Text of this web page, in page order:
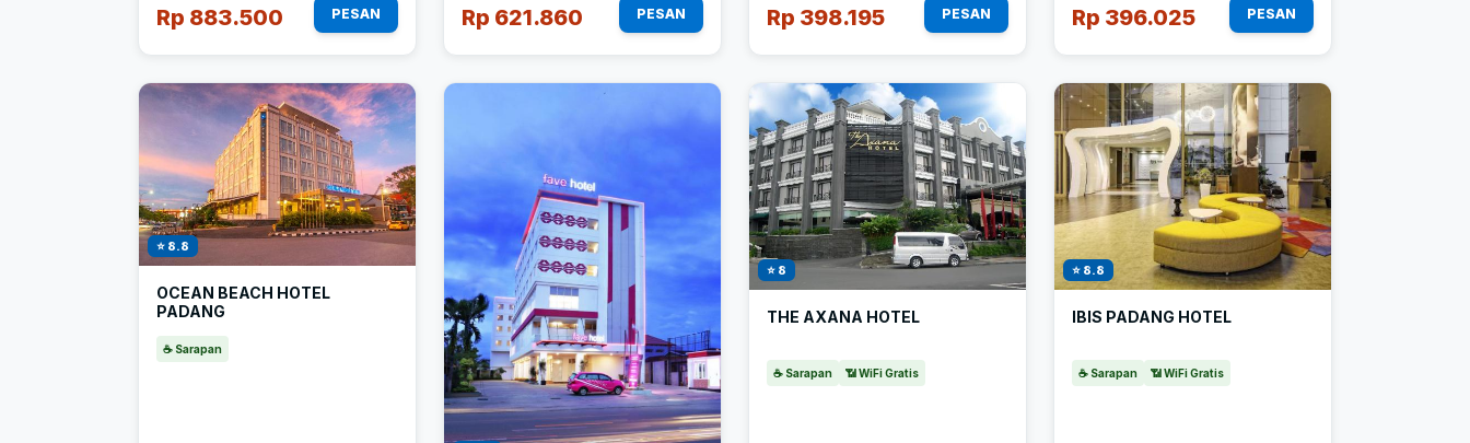
Rp 883.500 PESAN Rp 621.860 PESAN Rp 398.195 PESAN Rp 396.025 PESAN
⭐ 8.8
OCEAN BEACH HOTEL
PADANG
☕ Sarapan
⭐ 8
THE AXANA HOTEL
☕ Sarapan 📶 WiFi Gratis
⭐ 8.8
IBIS PADANG HOTEL
☕ Sarapan 📶 WiFi Gratis